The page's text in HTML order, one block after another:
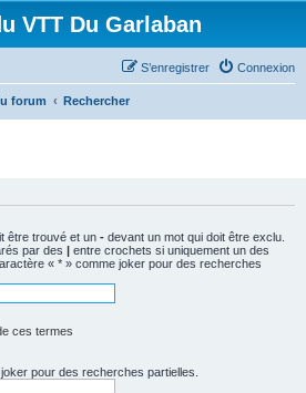
VTT Du Garlaban
Connexion
S’enregistrer
forum Rechercher
être trouvé et un - devant un mot qui doit être exclu.
par des | entre crochets si uniquement un des
« * » comme joker pour des recherches
ces termes
pour des recherches partielles.